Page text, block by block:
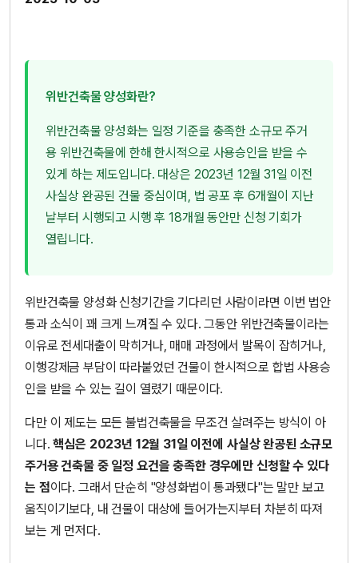
위반건축물 양성화란?
위반건축물 양성화는 일정 기준을 충족한 소규모 주거
용 위반건축물에 한해 한시적으로 사용승인을 받을 수
있게 하는 제도입니다. 대상은 2023년 12월 31일 이전
사실상 완공된 건물 중심이며, 법 공포 후 6개월이 지난
날부터 시행되고 시행 후 18개월 동안만 신청 기회가
열립니다.
위반건축물 양성화 신청기간을 기다리던 사람이라면 이번 법안
통과 소식이 꽤 크게 느껴질 수 있다. 그동안 위반건축물이라는
이유로 전세대출이 막히거나, 매매 과정에서 발목이 잡히거나,
이행강제금 부담이 따라붙었던 건물이 한시적으로 합법 사용승
인을 받을 수 있는 길이 열렸기 때문이다.
다만 이 제도는 모든 불법건축물을 무조건 살려주는 방식이 아
니다.핵심은 2023년 12월 31일 이전에 사실상 완공된 소규모
주거용 건축물 중 일정 요건을 충족한 경우에만 신청할 수 있다
는 점이다. 그래서 단순히 "양성화법이 통과됐다"는 말만 보고
움직이기보다, 내 건물이 대상에 들어가는지부터 차분히 따져
보는 게 먼저다.